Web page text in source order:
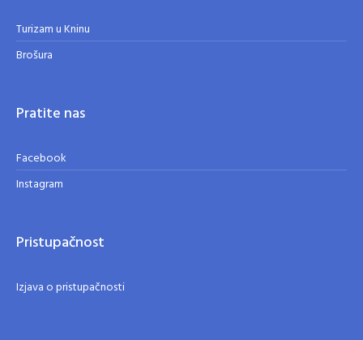
Turizam u Kninu
Brošura
Pratite nas
Facebook
Instagram
Pristupačnost
Izjava o pristupačnosti